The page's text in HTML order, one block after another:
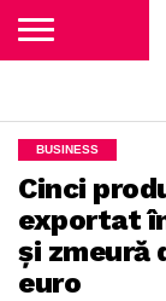
BUSINESS
Cinci
exportat
şi zmeură
euro